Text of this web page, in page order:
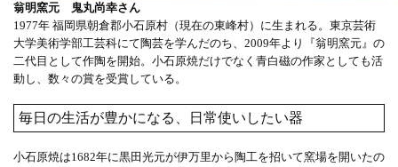
翁明窯元 鬼丸尚幸さん
1977年 福岡県朝倉郡小石原村（現在の東峰村）に生まれる。東京芸術
大学美術学部工芸科にて陶芸を学んだのち、2009年より『翁明窯元』の
二代目として作陶を開始。小石原焼だけでなく青白磁の作家としても活
動し、数々の賞を受賞している。
毎日の生活が豊かになる、日常使いしたい器
小石原焼は1682年に黒田光元が伊万里から陶工を招いて窯場を開いたの